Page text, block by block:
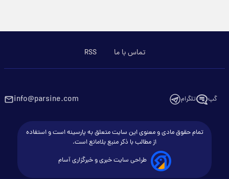
تماس با ما RSS
گپ تلگرام info@parsine.com
تمام حقوق مادی و معنوی این سایت متعلق به پارسینه است و استفاده
از مطالب با ذکر منبع بلامانع است.
طراحی سایت خبری و خبرگزاری آسام